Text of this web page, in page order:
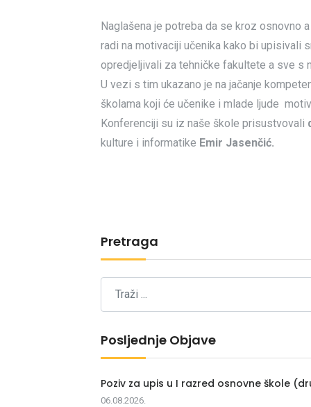
Naglašena je potreba da se kroz osnovno
radi na motivaciji učenika kako bi upisivali
opredjeljivali za tehničke fakultete a sve s
U vezi s tim ukazano je na jačanje
školama koji će učenike i mlade ljude
Konferenciji su iz naše škole prisustvovali
kulture i informatike Emir Jasenčić.
Pretraga
Posljednje Objave
Poziv za upis u I razred osnovne škole
06.08.2026.